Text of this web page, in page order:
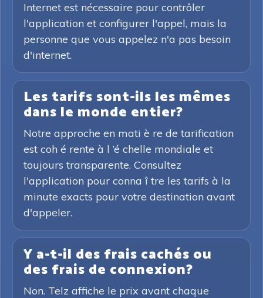
Internet est nécessaire pour contrôler
l'application et configurer l'appel, mais la
personne que vous appelez n'a pas besoin
d'internet.
Les tarifs sont-ils les mêmes
dans le monde entier?
Notre approche en mati è re de tarification
est coh é rente à l ’é chelle mondiale et
toujours transparente. Consultez
l'application pour conna î tre les tarifs à la
minute exacts pour votre destination avant
d'appeler.
Y a-t-il des frais cachés ou
des frais de connexion?
Non. Telz affiche le prix avant chaque